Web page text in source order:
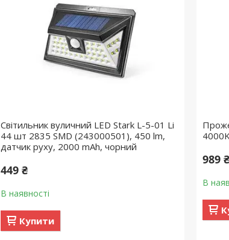
Світильник вуличний LED Stark L-5-01 Li
44 шт 2835 SMD (243000501), 450 lm,
датчик руху, 2000 mAh, чорний
449 ₴
В наявності
Купити
989 ₴
В